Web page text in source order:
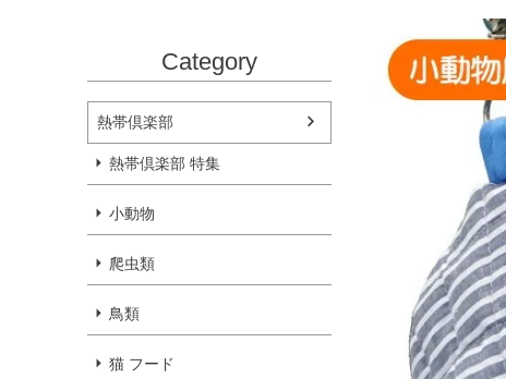
Category
熱帯倶楽部
熱帯倶楽部 特集
小動物
爬虫類
鳥類
猫 フード